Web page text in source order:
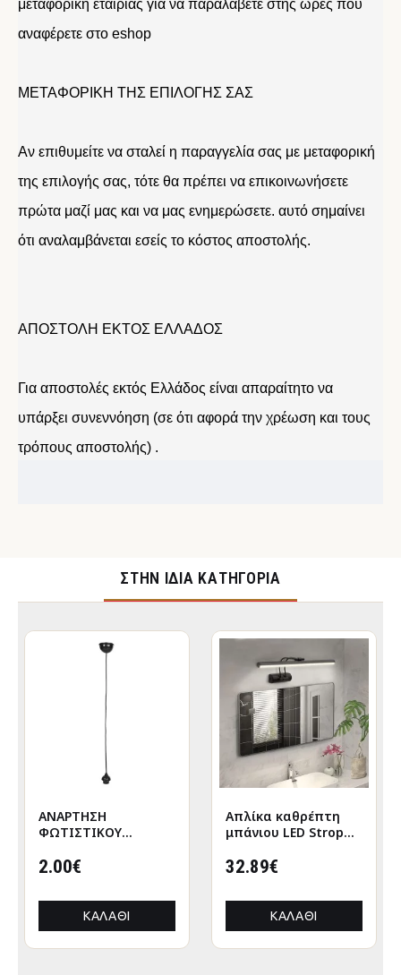
μεταφορική εταιρίας για να παραλάβετε στης ώρες που
αναφέρετε στο eshop
ΜΕΤΑΦΟΡΙΚΗ ΤΗΣ ΕΠΙΛΟΓΗΣ ΣΑΣ
Αν επιθυμείτε να σταλεί η παραγγελία σας με μεταφορική
της επιλογής σας, τότε θα πρέπει να επικοινωνήσετε
πρώτα μαζί μας και να μας ενημερώσετε. αυτό σημαίνει
ότι αναλαμβάνεται εσείς το κόστος αποστολής.
ΑΠΟΣΤΟΛΗ ΕΚΤΟΣ ΕΛΛΑΔΟΣ
Για αποστολές εκτός Ελλάδος είναι απαραίτητο να
υπάρξει συνεννόηση (σε ότι αφορά την χρέωση και τους
τρόπους αποστολής) .
ΣΤΉΝ ΊΔΙΑ ΚΑΤΗΓΟΡΊΑ
ΑΝΑΡΤΗΣΗ
ΦΩΤΙΣΤΙΚΟΥ
ΜΕ ΝΤΟΥΙ ΡΟΔΕΛΑΣ-
2.00€
ΚΑΛΆΘΙ
Απλίκα καθρέπτη
μπάνιου LED Strop
μαύρο 35εκ.
32.89€
ΚΑΛΆΘΙ